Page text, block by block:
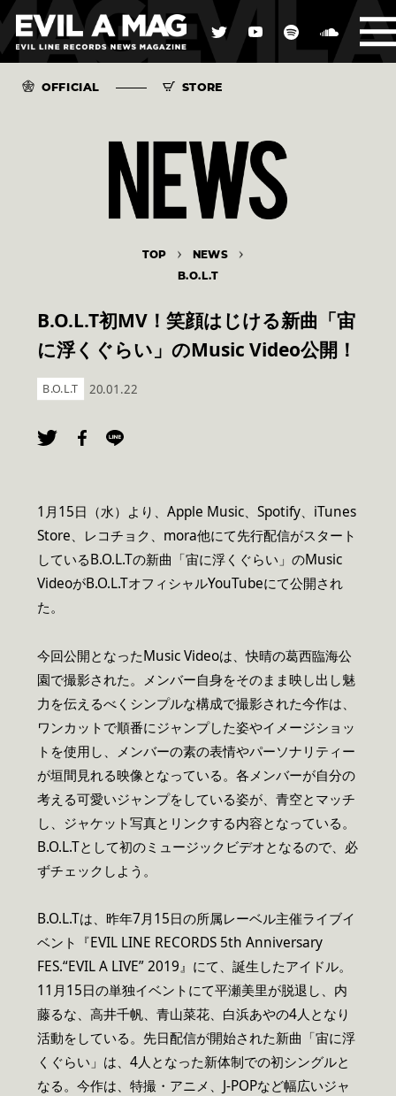
OFFICIAL STORE
TOP NEWS
B.O.L.T
B.O.L.T初MV！笑顔はじける新曲「宙
に浮くぐらい」のMusic Video公開！
B.O.L.T 20.01.22
1月15日（水）より、Apple Music、Spotify、iTunes
Store、レコチョク、mora他にて先行配信がスタート
しているB.O.L.Tの新曲「宙に浮くぐらい」のMusic
VideoがB.O.L.TオフィシャルYouTubeにて公開され
た。
今回公開となったMusic Videoは、快晴の葛西臨海公
園で撮影された。メンバー自身をそのまま映し出し魅
力を伝えるべくシンプルな構成で撮影された今作は、
ワンカットで順番にジャンプした姿やイメージショッ
トを使用し、メンバーの素の表情やパーソナリティー
が垣間見れる映像となっている。各メンバーが自分の
考える可愛いジャンプをしている姿が、青空とマッチ
し、ジャケット写真とリンクする内容となっている。
B.O.L.Tとして初のミュージックビデオとなるので、必
ずチェックしよう。
B.O.L.Tは、昨年7月15日の所属レーベル主催ライブイ
ベント『EVIL LINE RECORDS 5th Anniversary
FES.“EVIL A LIVE” 2019』にて、誕生したアイドル。
11月15日の単独イベントにて平瀬美里が脱退し、内
藤るな、高井千帆、青山菜花、白浜あやの4人となり
活動をしている。先日配信が開始された新曲「宙に浮
くぐらい」は、4人となった新体制での初シングルと
なる。今作は、特撮・アニメ、J-POPなど幅広いジャ